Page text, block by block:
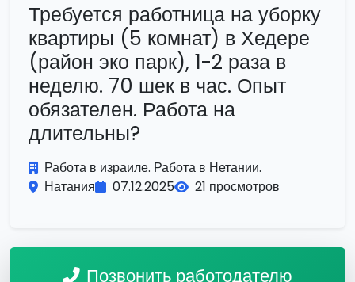
Требуется работница на уборку
квартиры (5 комнат) в Хедере
(район эко парк), 1-2 раза в
неделю. 70 шек в час. Опыт
обязателен. Работа на
длительны?
Работа в израиле. Работа в Нетании.
Натания
07.12.2025 21 просмотров
Позвонить работодателю